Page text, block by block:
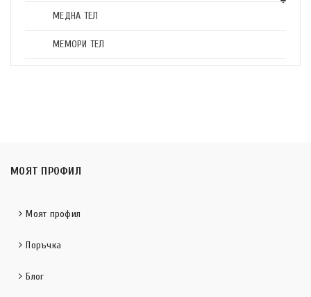
МЕДНА ТЕЛ
МЕМОРИ ТЕЛ
МОЯТ ПРОФИЛ
Моят профил
Поръчка
Блог